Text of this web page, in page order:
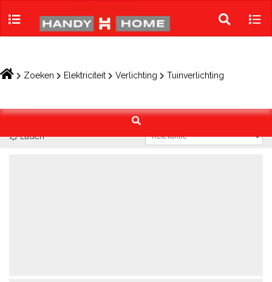
Toggle
search
Zoeken Elektriciteit Verlichting Tuinverlichting
Laden